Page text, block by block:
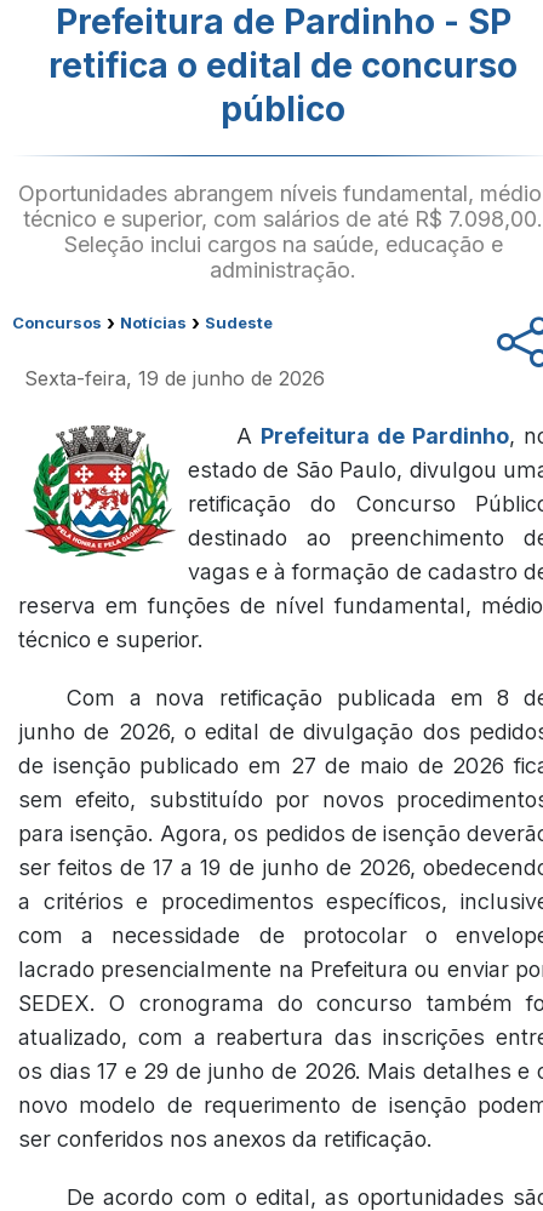
Prefeitura de Pardinho - SP
retifica o edital de concurso
público
Oportunidades abrangem níveis fundamental,
técnico e superior, com salários de até R$ 7.098,00.
Seleção inclui cargos na saúde, educação e
administração.
Concursos › Notícias › Sudeste
Sexta-feira, 19 de junho de 2026
A Prefeitura de Pardinho,
estado de São Paulo, divulgou
retificação do Concurso
destinado ao preenchimento
vagas e à formação de cadastro
reserva em funções de nível fundamental,
técnico e superior.
Com a nova retificação publicada em 8
junho de 2026, o edital de divulgação dos
de isenção publicado em 27 de maio de 2026
sem efeito, substituído por novos
para isenção. Agora, os pedidos de isenção
ser feitos de 17 a 19 de junho de 2026,
a critérios e procedimentos específicos,
com a necessidade de protocolar o
lacrado presencialmente na Prefeitura ou enviar
SEDEX. O cronograma do concurso também
atualizado, com a reabertura das inscrições
os dias 17 e 29 de junho de 2026. Mais detalhes e
novo modelo de requerimento de isenção
ser conferidos nos anexos da retificação.
De acordo com o edital, as oportunidades